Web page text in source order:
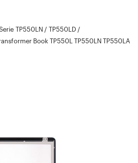
TP550LN / TP550LD /
Book TP550L TP550LN TP550LA